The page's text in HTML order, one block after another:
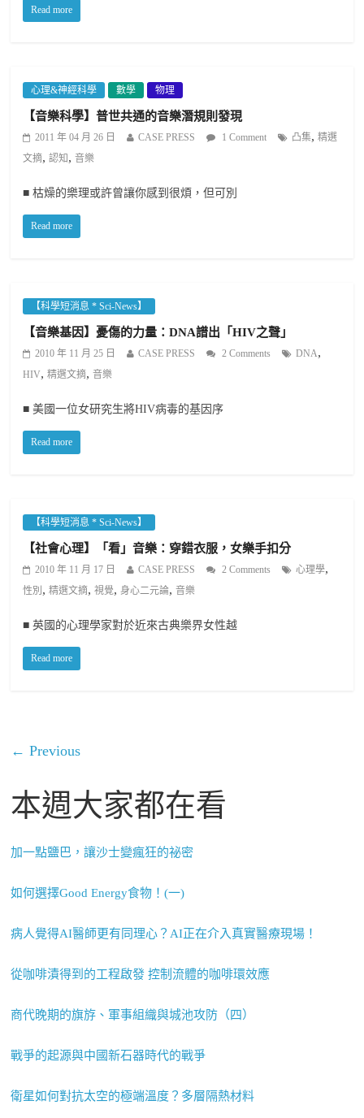
Read more
心理&神經科學 數學 物理
【音樂科學】普世共通的音樂潛規則發現
2011 年 04 月 26 日 CASE PRESS 1 Comment 凸集,精選
文摘,認知 ,音樂
■ 枯燥的樂理或許曾讓你感到很煩，但可別
Read more
【科學短消息 * Sci-News】
【音樂基因】憂傷的力量：DNA譜出「HIV之聲」
2010 年 11 月 25 日 CASE PRESS 2 Comments DNA,
HIV,精選文摘,音樂
■ 美國一位女研究生將HIV病毒的基因序
Read more
【科學短消息 * Sci-News】
【社會心理】「看」音樂：穿錯衣服，女樂手扣分
2010 年 11 月 17 日 CASE PRESS 2 Comments 心理學,
性別 ,精選文摘,視覺,身心二元論,音樂
■ 英國的心理學家對於近來古典樂界女性越
Read more
← Previous
本週大家都在看
加一點鹽巴，讓沙士變瘋狂的祕密
如何選擇Good Energy食物！(一)
病人覺得AI醫師更有同理心？AI正在介入真實醫療現場！
從咖啡漬得到的工程啟發 控制流體的咖啡環效應
商代晚期的旗斿、軍事組織與城池攻防（四）
戰爭的起源與中國新石器時代的戰爭
衛星如何對抗太空的極端溫度？多層隔熱材料